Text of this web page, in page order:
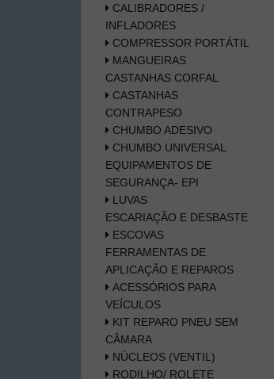
CALIBRADORES /
INFLADORES
COMPRESSOR PORTÁTIL
MANGUEIRAS
CASTANHAS CORFAL
CASTANHAS
CONTRAPESO
CHUMBO ADESIVO
CHUMBO UNIVERSAL
EQUIPAMENTOS DE
SEGURANÇA- EPI
LUVAS
ESCARIAÇÃO E DESBASTE
ESCOVAS
FERRAMENTAS DE
APLICAÇÃO E REPAROS
ACESSÓRIOS PARA
VEÍCULOS
KIT REPARO PNEU SEM
CÂMARA
NÚCLEOS (VENTIL)
RODILHO/ ROLETE